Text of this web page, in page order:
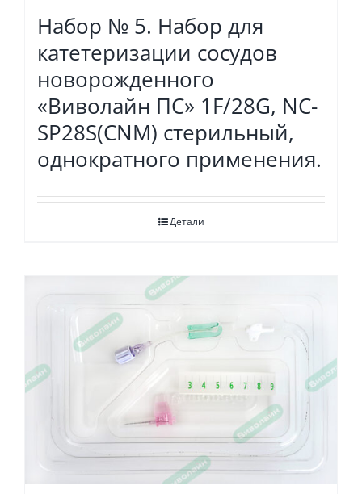
Набор № 5. Набор для
катетеризации сосудов
новорожденного
«Виволайн ПС» 1F/28G, NC-
SP28S(CNM) стерильный,
однократного применения.
Детали